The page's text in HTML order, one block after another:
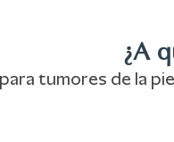
¿A
tumores de la